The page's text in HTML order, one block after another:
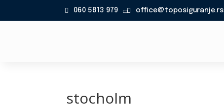
060 5813 979  office@toposiguranje.rs
stocholm